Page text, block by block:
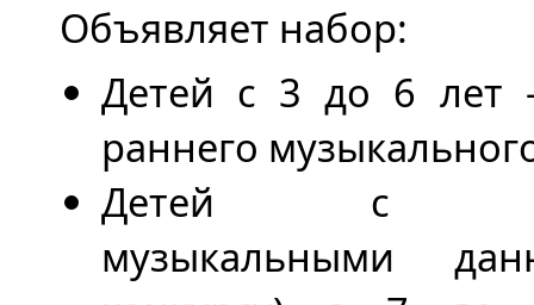
Объявляет набор:
Детей с 3 до 6 лет
раннего
Детей с
музыкальными